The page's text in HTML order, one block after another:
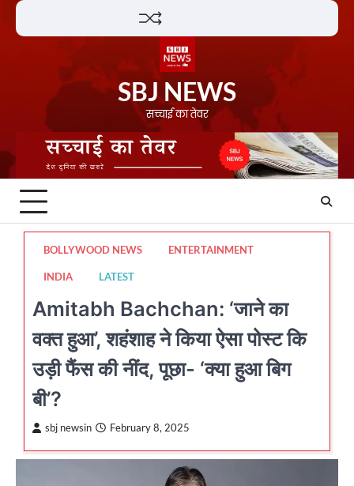
Skip
SBJ NEWS
सच्चाई का तेवर
BOLLYWOOD NEWS ENTERTAINMENT
INDIA LATEST
Amitabh Bachchan: ‘जाने का
वक्त हुआ’, शहंशाह ने किया ऐसा पोस्ट कि
उड़ी फैंस की नींद, पूछा- ‘क्या हुआ बिग
बी’?
sbj newsin February 8, 2025